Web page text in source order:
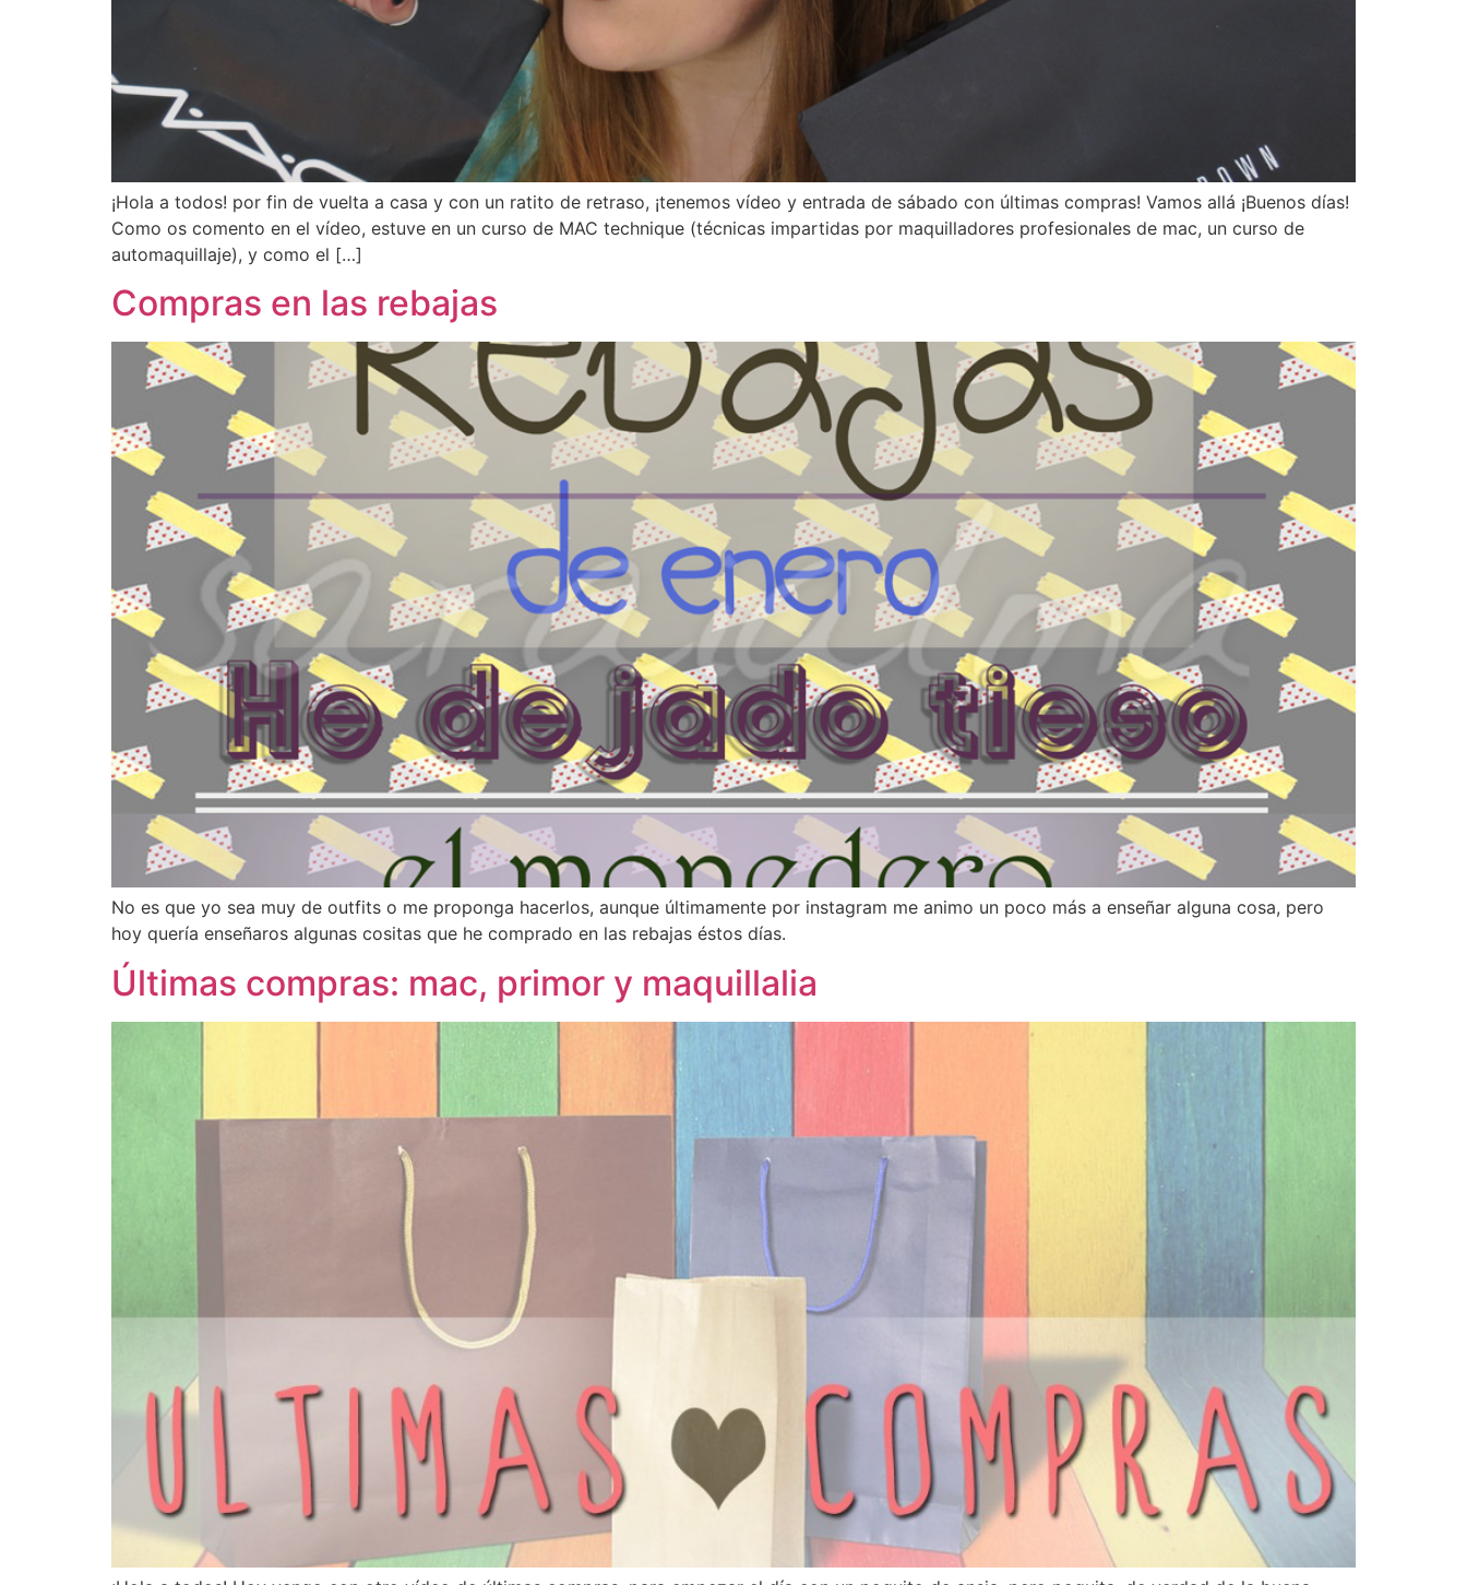
¡Hola a todos! por fin de vuelta a casa y con un ratito de retraso, ¡tenemos vídeo y entrada de sábado con últimas compras! Vamos allá ¡Buenos días!
Como os comento en el vídeo, estuve en un curso de MAC technique (técnicas impartidas por maquilladores profesionales de mac, un curso de
automaquillaje), y como el […]
Compras en las rebajas
No es que yo sea muy de outfits o me proponga hacerlos, aunque últimamente por instagram me animo un poco más a enseñar alguna cosa, pero
hoy quería enseñaros algunas cositas que he comprado en las rebajas éstos días.
Últimas compras: mac, primor y maquillalia